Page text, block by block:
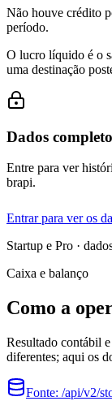
Não houve crédito
período.
O lucro líquido é o
uma destinação
Dados
Entre para ver
brapi.
Entrar para ver os
Startup e Pro ·
Caixa e balanço
Como a
Resultado contábil
diferentes; aqui os
Fonte: /api/v2/